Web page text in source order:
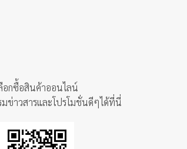
อกซื้อสินค้าออนไลน์
มข่าวสารและโปรโมชั่นดีๆได้ที่นี่